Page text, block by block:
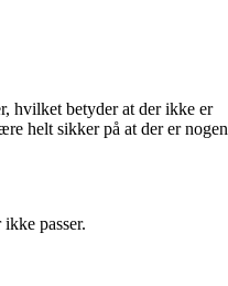
hvilket betyder at der ikke er
helt sikker på at der er nogen
passer.